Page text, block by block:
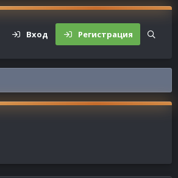
Вход Регистрация